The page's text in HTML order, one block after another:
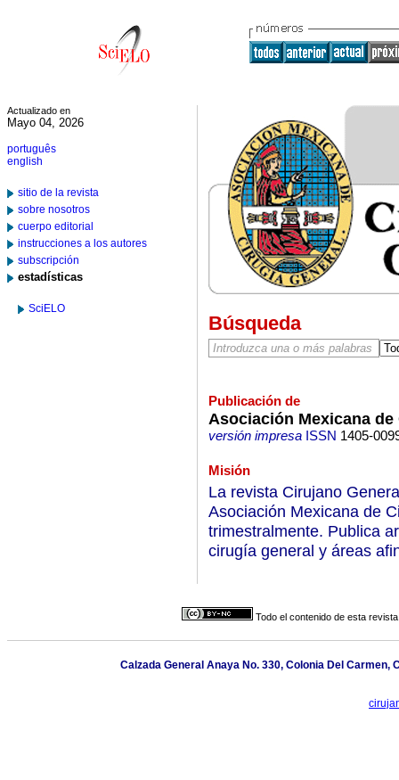
Actualizado en
Mayo 04, 2026
português
english
sitio de la revista
sobre nosotros
cuerpo editorial
instrucciones a los autores
subscripción
estadísticas
SciELO
Búsqueda
Publicación de
Asociación Mexicana de
versión impresaISSN 1405-
Misión
La revista Cirujano
Asociación Mexicana de
trimestralmente. Publica
cirugía general y áreas
Todo el contenido de esta
Calzada General Anaya No. 330, Colonia Del Carmen,